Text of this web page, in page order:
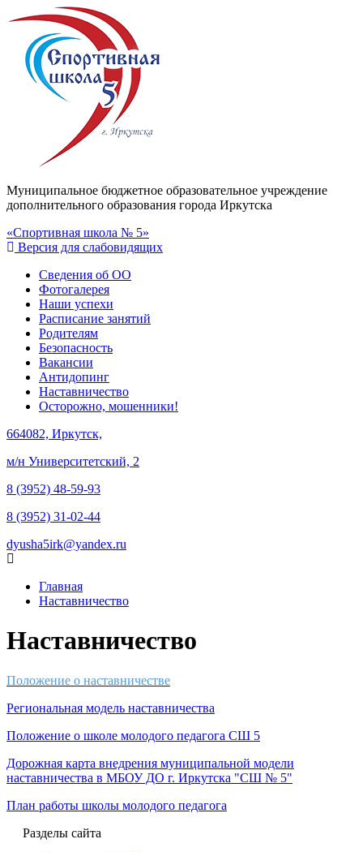
Муниципальное бюджетное образовательное учреждение
дополнительного образования города Иркутска
«Спортивная школа № 5»
Версия для слабовидящих
Сведения об ОО
Фотогалерея
Наши успехи
Расписание занятий
Родителям
Безопасность
Вакансии
Антидопинг
Наставничество
Осторожно, мошенники!
664082, Иркутск,
м/н Университетский, 2
8 (3952) 48-59-93
8 (3952) 31-02-44
dyusha5irk@yandex.ru
Главная
Наставничество
Наставничество
Положение о наставничестве
Региональная модель наставничества
Положение о школе молодого педагога СШ 5
Дорожная карта внедрения муниципальной модели
наставничества в МБОУ ДО г. Иркутска "СШ № 5"
План работы школы молодого педагога
Разделы сайта